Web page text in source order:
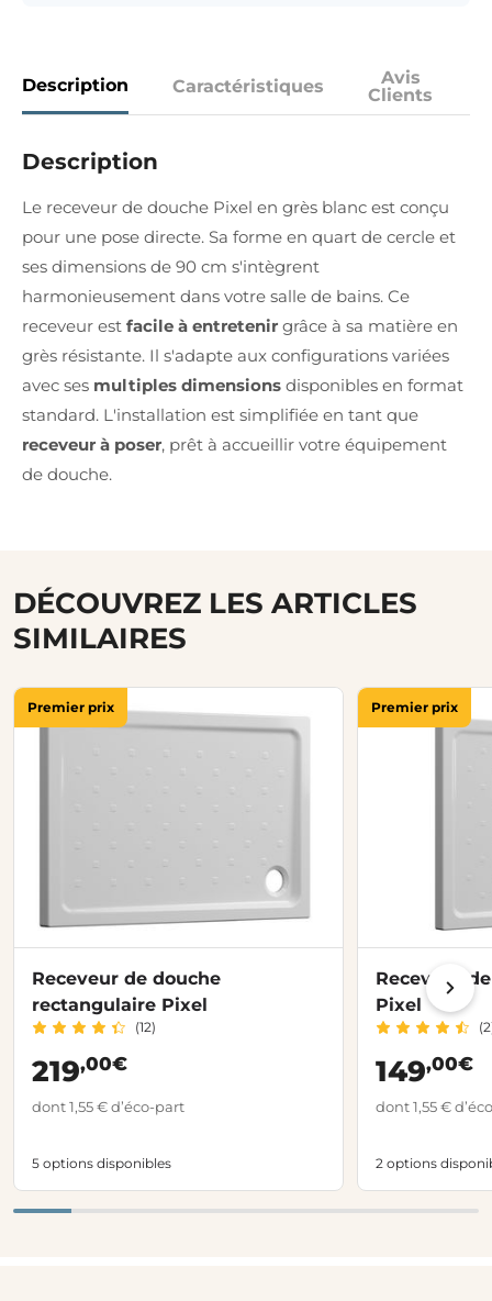
Description Caractéristiques
Avis
Clients
Description
Le receveur de douche Pixel en grès blanc est conçu
pour une pose directe. Sa forme en quart de cercle et
ses dimensions de 90 cm s'intègrent
harmonieusement dans votre salle de bains. Ce
receveur est facile à entretenir grâce à sa matière en
grès résistante. Il s'adapte aux configurations variées
avec ses multiples dimensions disponibles en format
standard. L'installation est simplifiée en tant que
receveur à poser, prêt à accueillir votre équipement
de douche.
DÉCOUVREZ LES ARTICLES
SIMILAIRES
Premier prix
Receveur de douche
rectangulaire Pixel
(12)
219,00€
dont 1,55 € d’éco-part
5 options disponibles
Premier prix
Receveur
Pixel
149,00€
dont 1,55 €
2 options